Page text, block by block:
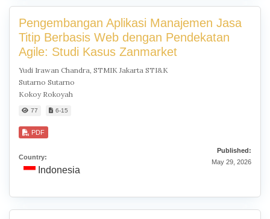
Pengembangan Aplikasi Manajemen Jasa
Titip Berbasis Web dengan Pendekatan
Agile: Studi Kasus Zanmarket
Yudi Irawan Chandra, STMIK Jakarta STI&K
Sutarno Sutarno
Kokoy Rokoyah
77 6-15
PDF
Country:
Indonesia
Published:
May 29, 2026